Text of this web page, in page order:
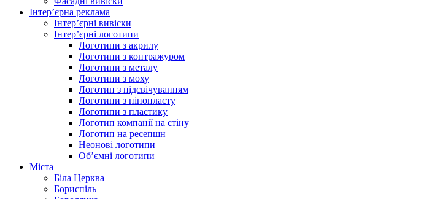
Інтер’єрна реклама
Інтер’єрні вивіски
Інтер’єрні логотипи
Логотипи з акрилу
Логотипи з контражуром
Логотипи з металу
Логотипи з моху
Логотип з підсвічуванням
Логотипи з пінопласту
Логотипи з пластику
Логотип компанії на стіну
Логотип на ресепшн
Неонові логотипи
Об’ємні логотипи
Міста
Біла Церква
Бориспіль